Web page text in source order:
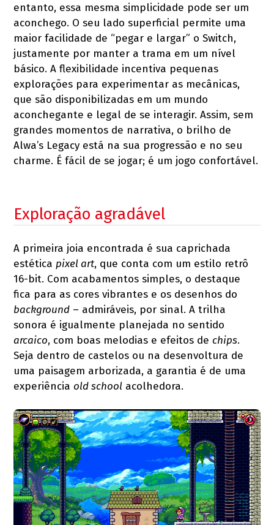
entanto, essa mesma simplicidade pode ser um
aconchego. O seu lado superficial permite uma
maior facilidade de “pegar e largar” o Switch,
justamente por manter a trama em um nível
básico. A flexibilidade incentiva pequenas
explorações para experimentar as mecânicas,
que são disponibilizadas em um mundo
aconchegante e legal de se interagir. Assim, sem
grandes momentos de narrativa, o brilho de
Alwa’s Legacy está na sua progressão e no seu
charme. É fácil de se jogar; é um jogo confortável.
Exploração agradável
A primeira joia encontrada é sua caprichada
estética pixel art, que conta com um estilo retrô
16-bit. Com acabamentos simples, o destaque
fica para as cores vibrantes e os desenhos do
background – admiráveis, por sinal. A trilha
sonora é igualmente planejada no sentido
arcaico, com boas melodias e efeitos de chips.
Seja dentro de castelos ou na desenvoltura de
uma paisagem arborizada, a garantia é de uma
experiência old school acolhedora.